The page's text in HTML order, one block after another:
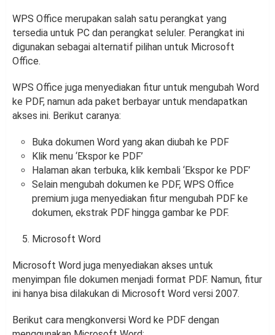
WPS Office merupakan salah satu perangkat yang
tersedia untuk PC dan perangkat seluler. Perangkat ini
digunakan sebagai alternatif pilihan untuk Microsoft
Office.
WPS Office juga menyediakan fitur untuk mengubah Word
ke PDF, namun ada paket berbayar untuk mendapatkan
akses ini. Berikut caranya:
Buka dokumen Word yang akan diubah ke PDF
Klik menu ‘Ekspor ke PDF’
Halaman akan terbuka, klik kembali ‘Ekspor ke PDF’
Selain mengubah dokumen ke PDF, WPS Office
premium juga menyediakan fitur mengubah PDF ke
dokumen, ekstrak PDF hingga gambar ke PDF.
Microsoft Word
Microsoft Word juga menyediakan akses untuk
menyimpan file dokumen menjadi format PDF. Namun, fitur
ini hanya bisa dilakukan di Microsoft Word versi 2007.
Berikut cara mengkonversi Word ke PDF dengan